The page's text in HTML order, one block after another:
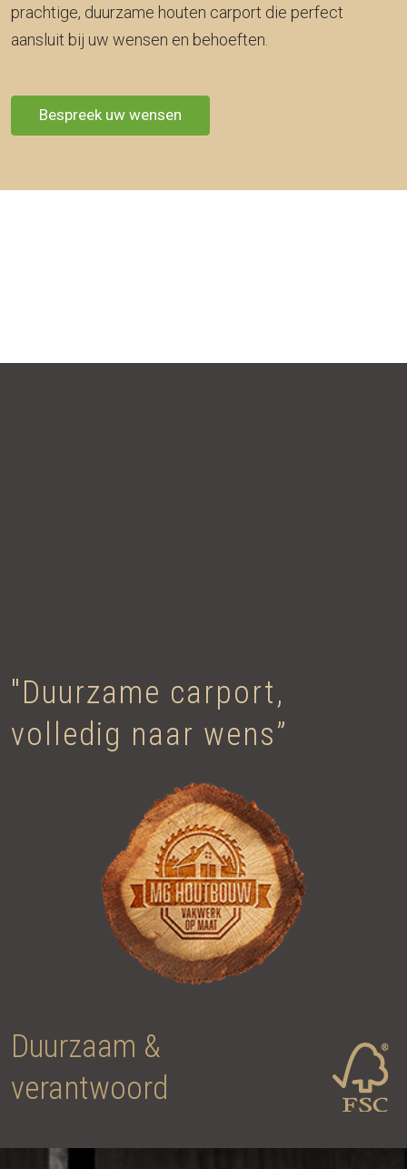
prachtige, duurzame houten carport die perfect
aansluit bij uw wensen en behoeften.
Bespreek uw wensen
"Duurzame carport,
volledig naar wens”